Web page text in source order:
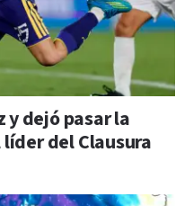
y dejó pasar la
del Clausura